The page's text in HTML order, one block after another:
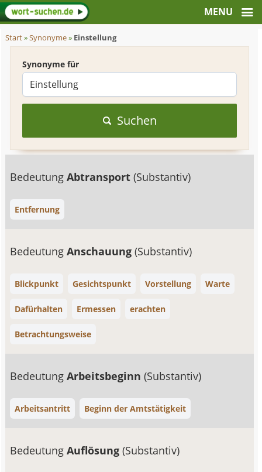
Start»Synonyme» Einstellung
Synonyme für
Suchen
BedeutungAbtransport(Substantiv)
Entfernung
BedeutungAnschauung(Substantiv)
Blickpunkt Gesichtspunkt Vorstellung Warte
Dafürhalten Ermessen erachten
Betrachtungsweise
BedeutungArbeitsbeginn(Substantiv)
Arbeitsantritt Beginn der Amtstätigkeit
BedeutungAuflösung(Substantiv)